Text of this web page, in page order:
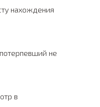
нахождения
не
в